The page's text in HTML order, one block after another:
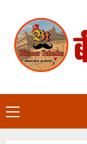
content
Primary
Menu